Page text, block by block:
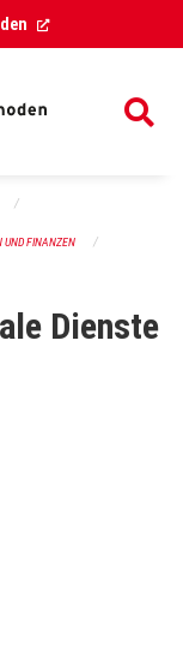
(External Link)
UND FINANZEN
Dienste